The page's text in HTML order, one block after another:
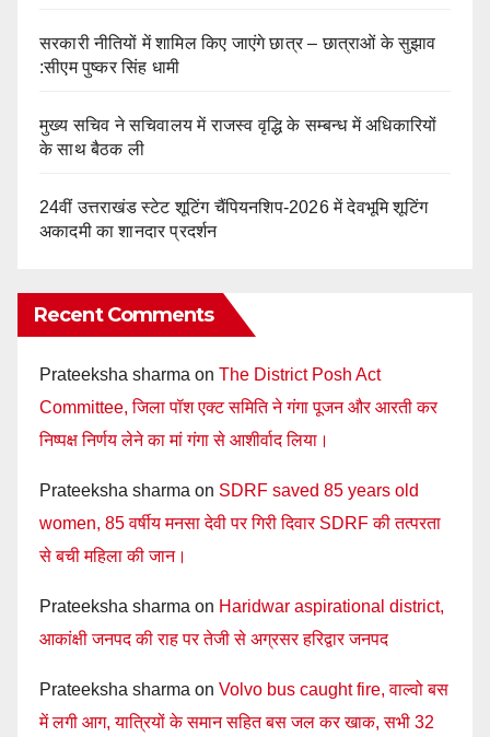
सरकारी नीतियों में शामिल किए जाएंगे छात्र – छात्राओं के सुझाव
:सीएम पुष्कर सिंह धामी
मुख्य सचिव ने सचिवालय में राजस्व वृद्धि के सम्बन्ध में अधिकारियों
के साथ बैठक ली
24वीं उत्तराखंड स्टेट शूटिंग चैंपियनशिप-2026 में देवभूमि शूटिंग
अकादमी का शानदार प्रदर्शन
Recent Comments
Prateeksha sharma on The District Posh Act
Committee, जिला पॉश एक्ट समिति ने गंगा पूजन और आरती कर
निष्पक्ष निर्णय लेने का मां गंगा से आशीर्वाद लिया।
Prateeksha sharma on SDRF saved 85 years old
women, 85 वर्षीय मनसा देवी पर गिरी दिवार SDRF की तत्परता
से बची महिला की जान।
Prateeksha sharma on Haridwar aspirational district,
आकांक्षी जनपद की राह पर तेजी से अग्रसर हरिद्वार जनपद
Prateeksha sharma on Volvo bus caught fire, वाल्वो बस
में लगी आग, यात्रियों के समान सहित बस जल कर खाक, सभी 32